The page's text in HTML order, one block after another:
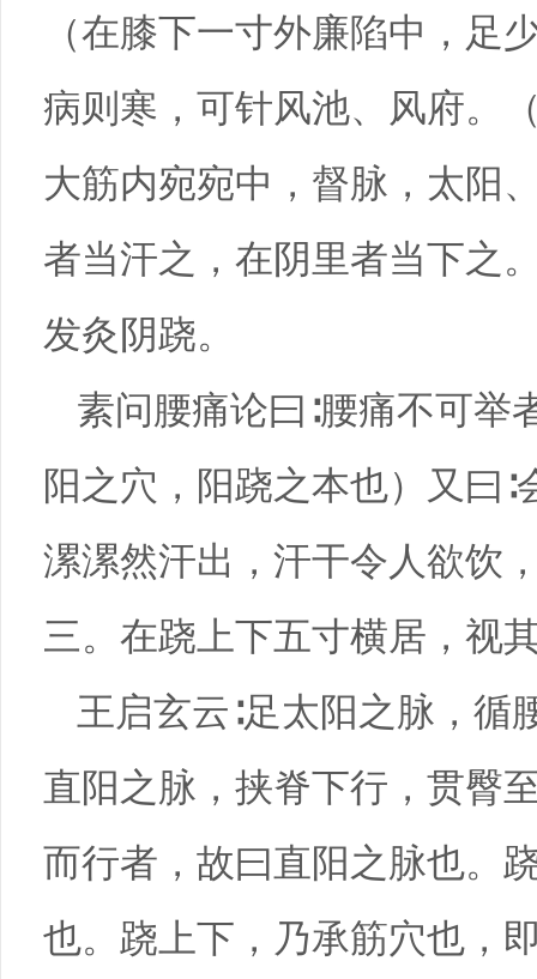
（在膝下一寸外廉陷中，足
病则寒，可针风池、风府。
大筋内宛宛中，督脉，太阳
者当汗之，在阴里者当下之
发灸阴跷。
素问腰痛论曰∶腰痛不可举
阳之穴，阳跷之本也）又曰
漯漯然汗出，汗干令人欲饮
三。在跷上下五寸横居，视
王启玄云∶足太阳之脉，循
直阳之脉，挟脊下行，贯臀
而行者，故曰直阳之脉也。
也。跷上下，乃承筋穴也，